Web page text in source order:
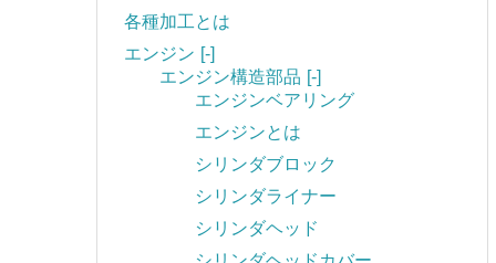
各種加工とは
エンジン [-]
エンジン構造部品 [-]
エンジンベアリング
エンジンとは
シリンダブロック
シリンダライナー
シリンダヘッド